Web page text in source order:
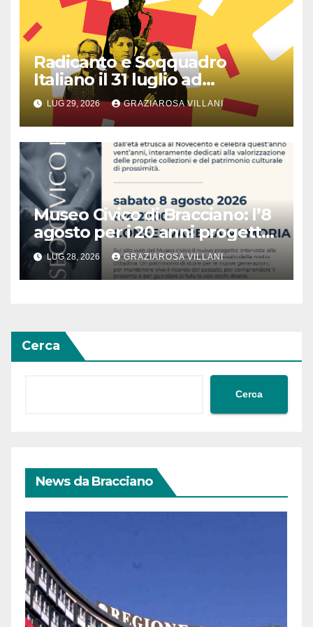
Radicanto e Soqquadro
Italiano il 31 luglio ad
Anguillara
LUG 29, 2026 GRAZIAROSA VILLANI
Museo Civico di Bracciano: l’8
agosto per i 20 anni progetto
“Conservare la memoria”
LUG 28, 2026 GRAZIAROSA VILLANI
Cerca
Cerca
News da Bracciano